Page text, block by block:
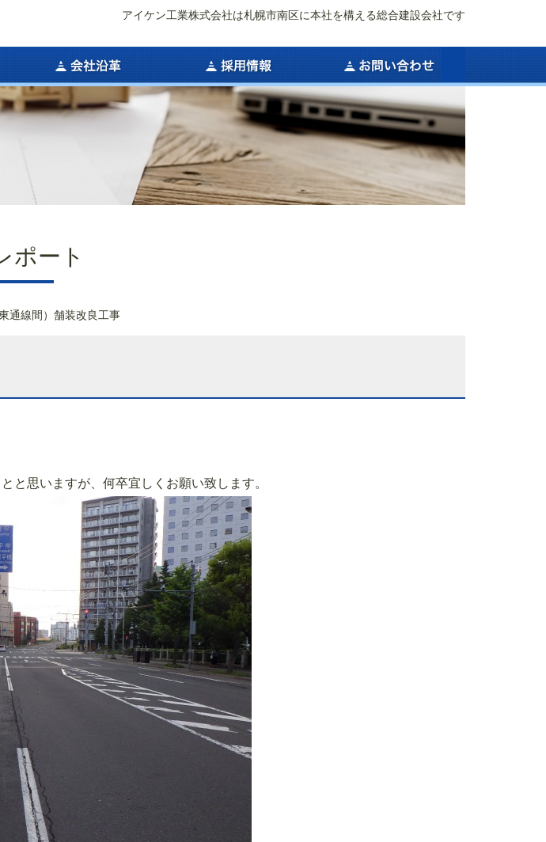
アイケン工業株式会社は札幌市南区に本社を構える総合建設会社です
ポート
通線間）舗装改良工事
と思いますが、何卒宜しくお願い致します。